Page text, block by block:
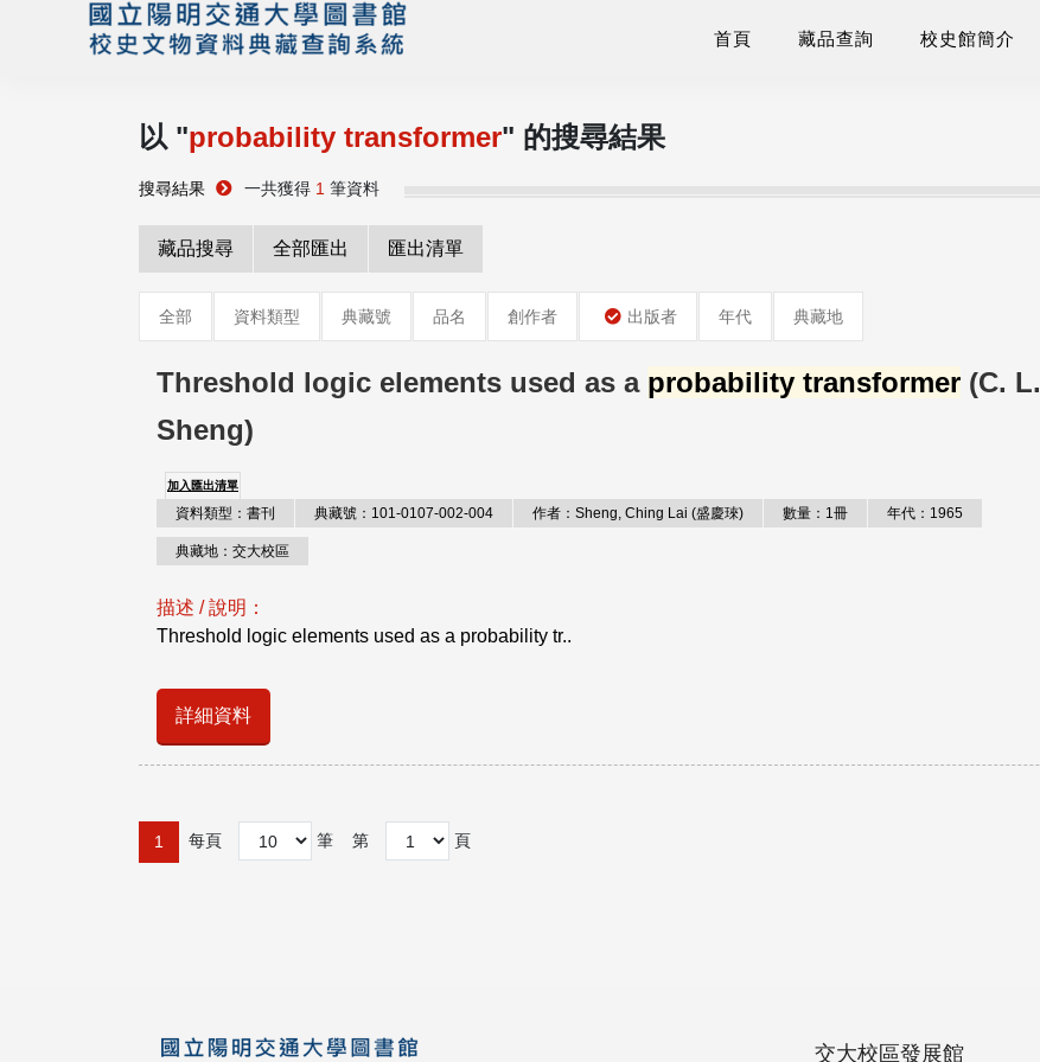
首頁 藏品查詢 校史館簡介
以 "probability transformer" 的搜尋結果
搜尋結果 一共獲得 1 筆資料
藏品搜尋 全部匯出 匯出清單
全部 資料類型 典藏號 品名 創作者 出版者 年代 典藏地
Threshold logic elements used as a probability transformer (C. L.
Sheng)
加入匯出清單
資料類型：書刊 典藏號：101-0107-002-004 作者：Sheng, Ching Lai (盛慶琜) 數量：1冊 年代：1965
典藏地：交大校區
描述 / 說明：
Threshold logic elements used as a probability tr..
詳細資料
1 每頁 筆 第 頁
交大校區發展館